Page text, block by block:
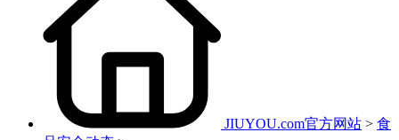
JIUYOU.com官方网站 > 食